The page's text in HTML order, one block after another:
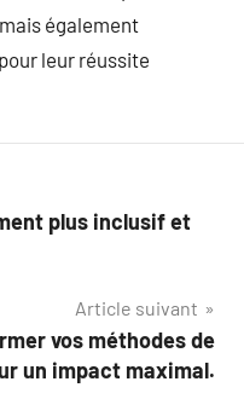
également
leur réussite
plus inclusif et
Article suivant
vos méthodes de
un impact maximal.